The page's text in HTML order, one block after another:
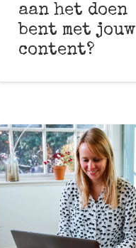
aan het doen
bent met jouw
content?